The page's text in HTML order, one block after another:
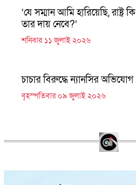
‘যে সম্মান আমি হারিয়েছি, রাষ্ট্র কি
তার দায় নেবে?’
শনিবার ১১ জুলাই ২০২৬
চাচার বিরুদ্ধে ন্যানসির অভিযোগ
বৃহস্পতিবার ০৯ জুলাই ২০২৬